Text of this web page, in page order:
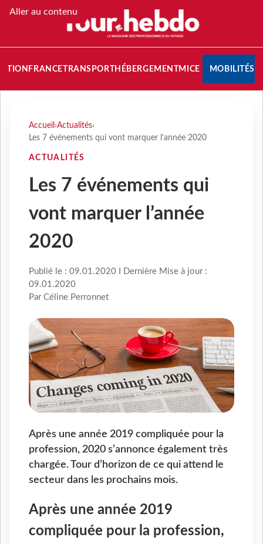
Aller au contenu
FRANCETRANSPORT HÉBERGEMENTMICE MOBILITÉS
Accueil ›Actualités›
Les 7 événements qui vont marquer l’année 2020
ACTUALITÉS
Les 7 événements qui
vont marquer l’année
2020
Publié le : 09.01.2020 I Dernière Mise à jour :
09.01.2020
Par Céline Perronnet
Après une année 2019 compliquée pour la
profession, 2020 s’annonce également très
chargée. Tour d’horizon de ce qui attend le
secteur dans les prochains mois.
Après une année 2019
compliquée pour la profession,